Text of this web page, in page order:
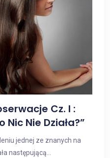
Cz. I :
Nie Działa?”
jednej ze znanych na
następującą...